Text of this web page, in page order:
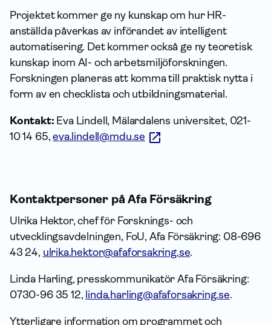
Projektet kommer ge ny kunskap om hur HR-
anställda påverkas av införandet av intelligent
automatisering. Det kommer också ge ny teoretisk
kunskap inom AI- och arbetsmiljöforskningen.
Forskningen planeras att komma till praktisk nytta i
form av en checklista och utbildningsmaterial.
Kontakt: Eva Lindell, Mälardalens universitet, 021-
10 14 65,eva.lindell@mdu.se
Kontaktpersoner på Afa Försäkring
Ulrika Hektor, chef för Forsknings- och
utvecklingsavdelningen, FoU, Afa Försäkring: 08-696
43 24, ulrika.hektor@afaforsakring.se.
Linda Harling, presskommunikatör Afa Försäkring:
0730-96 35 12, linda.harling@afaforsakring.se.
Ytterligare information om programmet och